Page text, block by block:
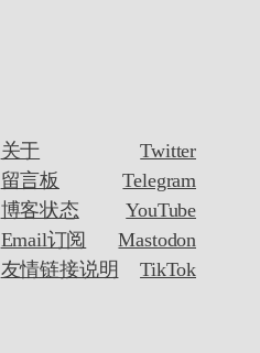
关于
留言板
博客状态
Email订阅
友情链接说明
Twitter
Telegram
YouTube
Mastodon
TikTok